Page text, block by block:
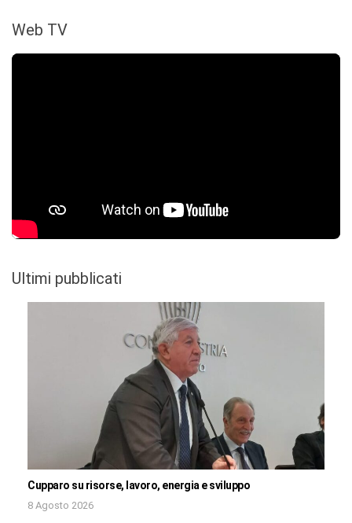
Web TV
Ultimi pubblicati
Cupparo su risorse, lavoro, energia e sviluppo
8 Agosto 2026